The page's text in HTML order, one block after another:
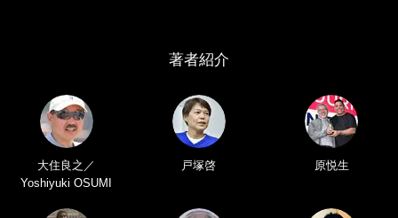
著者紹介
大住良之／
Yoshiyuki OSUMI
戸塚啓 原悦生